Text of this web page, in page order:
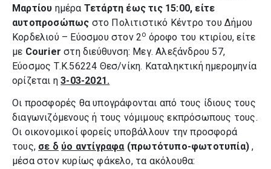
Μαρτίου ημέρα Τετάρτη έως τις 15:00, είτε
αυτοπροσώπως στο Πολιτιστικό Κέντρο του Δήμου
Κορδελιού – Εύοσμου στον 2ο όροφο του κτιρίου, είτε
με Courier στη διεύθυνση: Μεγ. Αλεξάνδρου 57,
Εύοσμος Τ.Κ.56224 Θεσ/νίκη. Καταληκτική ημερομηνία
ορίζεται η3-03-2021.
Οι προσφορές θα υπογράφονται από τους ίδιους τους
διαγωνιζόμενους ή τους νόμιμους εκπρόσωπους τους.
Οι οικονομικοί φορείς υποβάλλουν την προσφορά
τους, σε δ ύο αντίγραφα(πρωτότυπο-φωτοτυπία) ,
μέσα στον κυρίως φάκελο, τα ακόλουθα: